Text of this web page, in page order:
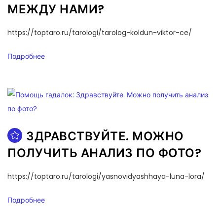
МЕЖДУ НАМИ?
https://toptaro.ru/tarologi/tarolog-koldun-viktor-ce/
Подробнее
ЗДРАВСТВУЙТЕ. МОЖНО
ПОЛУЧИТЬ АНАЛИЗ ПО ФОТО?
https://toptaro.ru/tarologi/yasnovidyashhaya-luna-lora/
Подробнее